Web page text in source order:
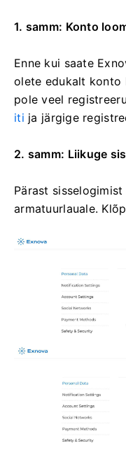
1. samm: Konto
Enne kui saate
olete edukalt konto
pole veel
iti ja järgige
2. samm: Liikuge
Pärast
armatuurlauale.